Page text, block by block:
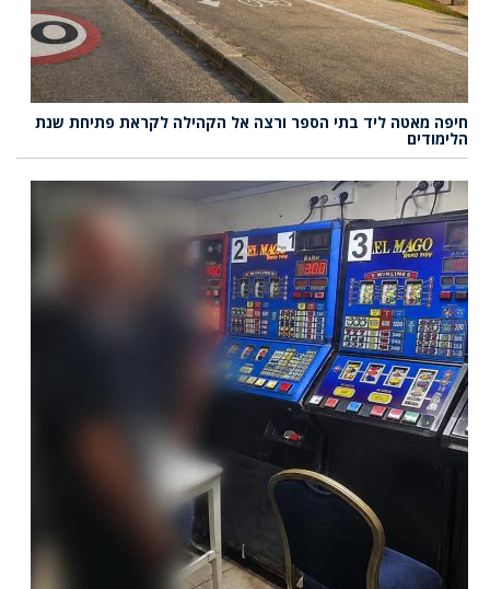
חיפה מאטה ליד בתי הספר ורצה אל הקהילה לקראת פתיחת שנת
הלימודים